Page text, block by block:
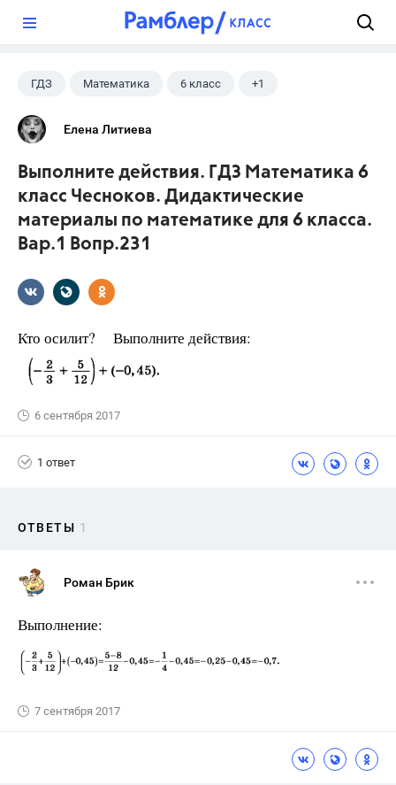
ГДЗ Математика 6 класс +1
Чесноков А.С.
Елена Литиева
Выполните действия. ГДЗ Математика 6
класс Чесноков. Дидактические
материалы по математике для 6 класса.
Вар.1 Вопр.231
Кто осилит? Выполните действия:
6 сентября 2017
1 ответ
ОТВЕТЫ 1
Роман Брик
Выполнение:
7 сентября 2017